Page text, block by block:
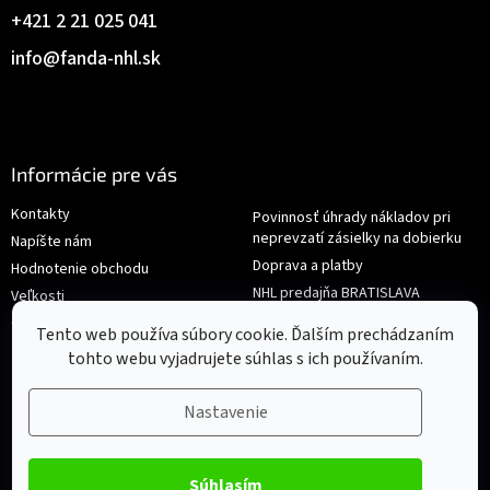
Tento web používa súbory cookie. Ďalším prechádzaním
tohto webu vyjadrujete súhlas s ich používaním.
Nastavenie
info@fanda-nhl.sk
+421 2 21 025 041
Informácie pre vás
Kontakty
Napíšte nám
Hodnotenie obchodu
Veľkosti
Obchodné podmienky
Povinnosť úhrady nákladov pri
neprevzatí zásielky na dobierku
Doprava a platby
NHL predajňa BRATISLAVA
Reklamace/Výměna